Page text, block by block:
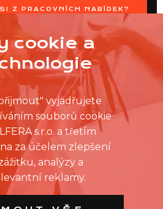
Z PRACOVNÍCH NABÍDEK?
PŘÍMO S VAŠIMI ČASOVÝMI
MOŽNOSTMI
cookie a
vyjadřujete
souborů cookie
s.r.o. a třetím
za účelem zlepšení
analýzy a
reklamy.